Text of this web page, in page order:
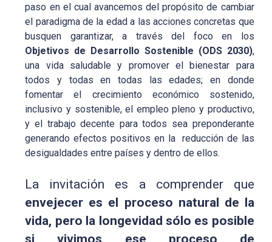
paso en el cual avancemos del propósito de cambiar
el paradigma de la edad a las acciones concretas que
busquen garantizar, a través del foco en los
Objetivos de Desarrollo Sostenible (ODS 2030),
una vida saludable y promover el bienestar para
todos y todas en todas las edades; en donde
fomentar el crecimiento económico sostenido,
inclusivo y sostenible, el empleo pleno y productivo,
y el trabajo decente para todos sea preponderante
generando efectos positivos en la reducción de las
desigualdades entre países y dentro de ellos.
La invitación es a comprender que
envejecer es el proceso natural de la
vida, pero la longevidad sólo es posible
si vivimos ese proceso de